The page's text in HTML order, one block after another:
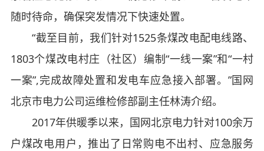
随时待命，确保突发情况下快速处置。
“截至目前，我们针对1525条煤改电配电线路、
1803个煤改电村庄（社区）编制“一线一案”和“一村
一案”,完成故障处置和发电车应急接入部署。”国网
北京市电力公司运维检修部副主任林涛介绍。
2017年供暖季以来，国网北京电力针对100余万
户煤改电用户，推出了日常购电不出村、应急服务